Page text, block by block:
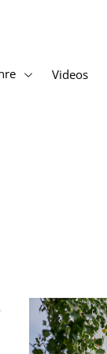
Videos